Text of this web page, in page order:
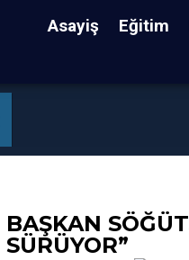
Asayiş Eğitim
BAŞKAN
SÜRÜYOR”